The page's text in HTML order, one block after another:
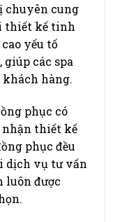
chuyên cung
thiết kế tinh
yếu tố
các spa
hàng.
phục có
nhận thiết kế
phục đều
dịch vụ tư vấn
luôn được